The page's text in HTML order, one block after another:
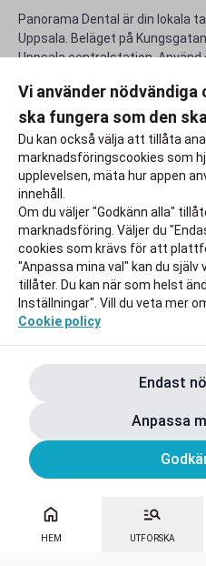
HEM UTFORSKA
Panorama Dental är din lokala
Uppsala. Beläget på
Uppsala centralstation.
Rapportera ett problem
Vi använder
ska fungera som den
Du kan också välja att tillåta
marknadsföringscookies som
upplevelsen, mäta hur appen
innehåll.
Om du väljer "Godkänn alla"
marknadsföring. Väljer du
cookies som krävs för att
"Anpassa mina val" kan du själv
tillåter. Du kan när som helst
Inställningar". Vill du veta mer
Cookie policy
Endast
Anpassa